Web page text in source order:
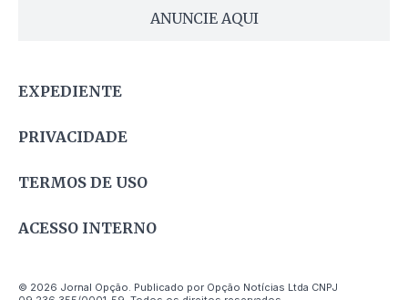
ANUNCIE AQUI
EXPEDIENTE
PRIVACIDADE
TERMOS DE USO
ACESSO INTERNO
© 2026 Jornal Opção. Publicado por Opção Notícias Ltda CNPJ